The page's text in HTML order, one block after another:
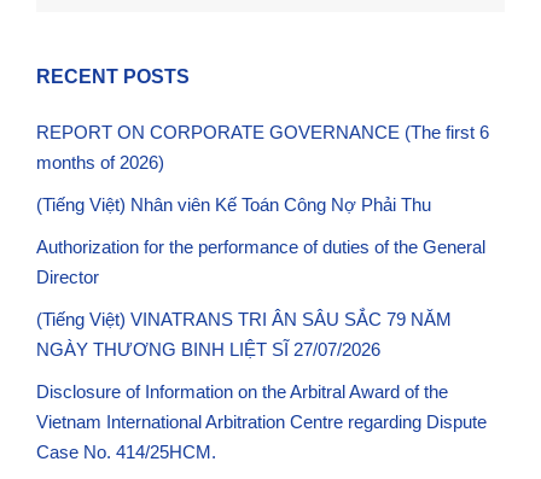
RECENT POSTS
REPORT ON CORPORATE GOVERNANCE (The first 6
months of 2026)
(Tiếng Việt) Nhân viên Kế Toán Công Nợ Phải Thu
Authorization for the performance of duties of the General
Director
(Tiếng Việt) VINATRANS TRI ÂN SÂU SẮC 79 NĂM
NGÀY THƯƠNG BINH LIỆT SĨ 27/07/2026
Disclosure of Information on the Arbitral Award of the
Vietnam International Arbitration Centre regarding Dispute
Case No. 414/25HCM.